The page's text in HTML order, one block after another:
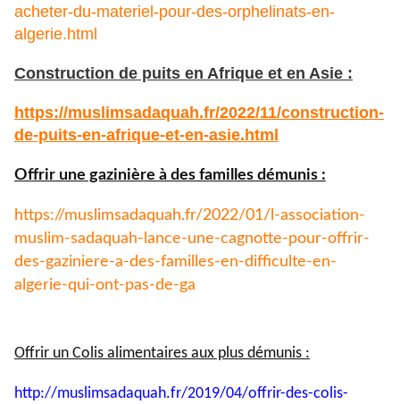
acheter-du-materiel-pour-des-orphelinats-en-
algerie.html
Construction de puits en Afrique et en Asie :
https://muslimsadaquah.fr/2022/11/construction-
de-puits-en-afrique-et-en-asie.html
Offrir une gazinière à des familles démunis :
https://muslimsadaquah.fr/2022/01/l-association-
muslim-sadaquah-lance-une-cagnotte-pour-offrir-
des-gaziniere-a-des-familles-en-difficulte-en-
algerie-qui-ont-pas-de-ga
Offrir un Colis alimentaires aux plus démunis :
http://muslimsadaquah.fr/2019/04/offrir-des-colis-